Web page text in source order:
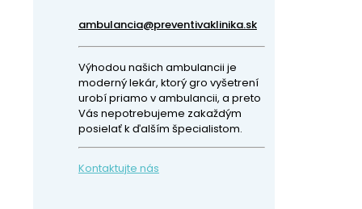
ambulancia@preventivaklinika.sk
Výhodou našich ambulancii je
moderný lekár, ktorý gro vyšetrení
urobí priamo v ambulancii, a preto
Vás nepotrebujeme zakaždým
posielať k ďalším špecialistom.
Kontaktujte nás